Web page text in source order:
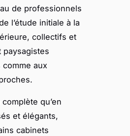
de professionnels
l’étude initiale à la
collectifs et
aux
qu’en
et élégants,
cabinets